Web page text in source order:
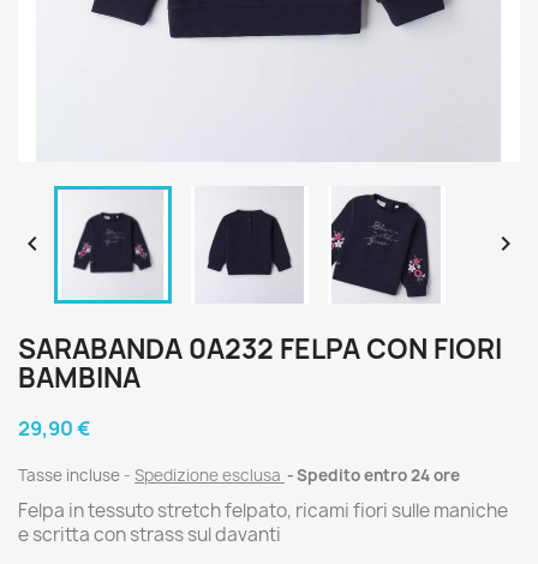
 
SARABANDA 0A232 FELPA CON FIORI
BAMBINA
29,90 €
Tasse incluse Spedizione esclusa Spedito entro 24 ore
Felpa in tessuto stretch felpato, ricami fiori sulle maniche
e scritta con strass sul davanti